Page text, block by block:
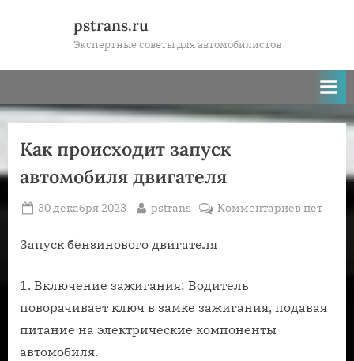
pstrans.ru
Экспертные советы для автомобилистов
Как происходит запуск
автомобиля двигателя
Posted
30 декабря 2023 By
pstrans Комментариевкнет
Запуск бензинового двигателя
1. Включение зажигания: Водитель
поворачивает ключ в замке зажигания, подавая
питание на электрические компоненты
автомобиля.